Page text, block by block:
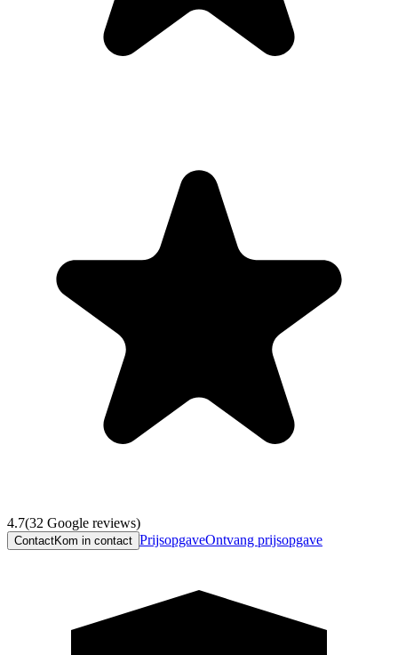
4.7(32 Google reviews)
ContactKom in contact PrijsopgaveOntvang prijsopgave